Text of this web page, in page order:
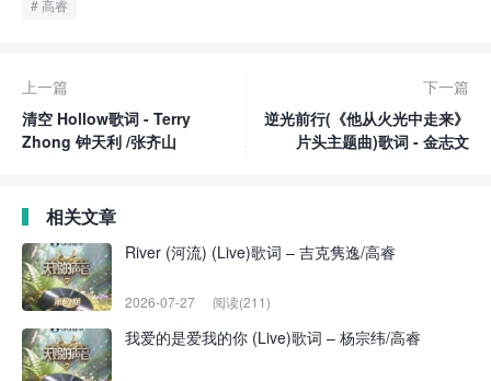
高睿
上一篇
清空 Hollow歌词 - Terry
Zhong 钟天利 /张齐山
下一篇
逆光前行(《他从火光中走来》
片头主题曲)歌词 - 金志文
相关文章
River (河流) (Live)歌词 – 吉克隽逸/高睿
2026-07-27 阅读(211)
我爱的是爱我的你 (Live)歌词 – 杨宗纬/高睿